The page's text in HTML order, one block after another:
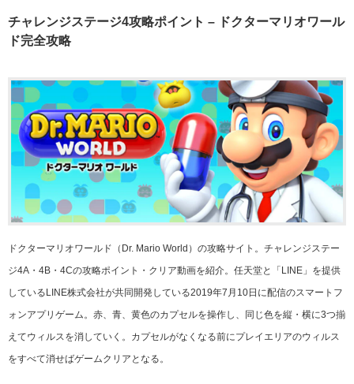
チャレンジステージ4攻略ポイント – ドクターマリオワール
ド完全攻略
ドクターマリオワールド（Dr. Mario World）の攻略サイト。チャレンジステー
ジ4A・4B・4Cの攻略ポイント・クリア動画を紹介。任天堂と「LINE」を提供
しているLINE株式会社が共同開発している2019年7月10日に配信のスマートフ
ォンアプリゲーム。赤、青、黄色のカプセルを操作し、同じ色を縦・横に3つ揃
えてウィルスを消していく。カプセルがなくなる前にプレイエリアのウィルス
をすべて消せばゲームクリアとなる。